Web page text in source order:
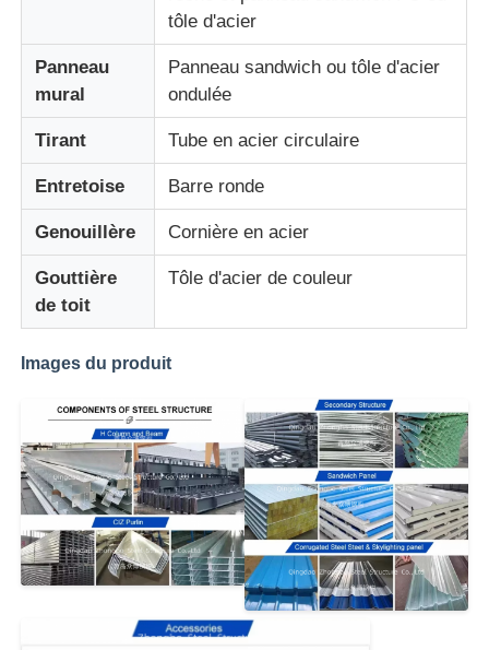
Matériau de construction en acier
Poulailler à structure métallique
Structure en acier tour réservoir d'eau
Construction du bâtiment de la structure en acier
Structure en acier revêtu de poudre
tôle d'acier
Panneau
mural
Panneau sandwich ou tôle d'acier
ondulée
Tirant Tube en acier circulaire
Entretoise Barre ronde
Genouillère Cornière en acier
Gouttière
de toit
Tôle d'acier de couleur
Images du produit